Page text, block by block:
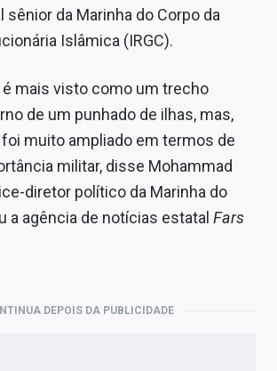
da Marinha do Corpo da
Islâmica (IRGC).
é mais visto como um trecho
de um punhado de ilhas, mas,
muito ampliado em termos de
militar, disse Mohammad
diretor político da Marinha do
a agência de notícias estatal Fars
DEPOIS DA PUBLICIDADE